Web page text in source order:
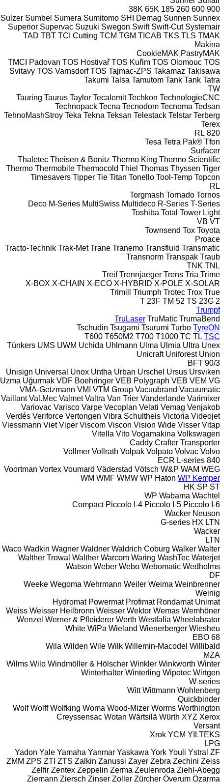
38K 65K 185 260 600 900
Sulzer Sumbel Sumera Sumitomo SHI Demag Sunnen Sunnex
Superior Supervac Suzuki Swegon Swift Swift-Cut Systemair
TAD TBT TCI Cutting TCM TGM TICAB TKS TLS TMAK
Makina
CookieMAK PastryMAK
TMCI Padovan TOS Hostivař TOS Kuřim TOS Olomouc TOS
Svitavy TOS Varnsdorf TOS Tajmac-ZPS Takamaz Takisawa
Takumi Talsa Tamutom Tank Tank Tatra
TW
Tauring Taurus Taylor Tecalemit Techkon TechnologieCNC
Technopack Tecna Tecnodom Tecnoma Tedsan
TehnoMashStroy Teka Tekna Teksan Telestack Telstar Terberg
Terex
820
RL
Tesa Tetra Pak® Tfon
Surfacer
Thaletec Theisen & Bonitz Thermo King Thermo Scientific
Thermo Thermobile Thermocold Thiel Thomas Thyssen Tiger
Timesavers Tipper Tie Titan Tonello Tool-Temp Topcon
RL
Torgmash Tornado Tornos
Deco M-Series MultiSwiss Multideco R-Series T-Series
Toshiba Total Tower Light
VB VT
Townsend Tox Toyota
Proace
Tracto-Technik Trak-Met Trane Tranemo Transfluid Transmatic
Transnorm Transpak Traub
TNK TNL
Treif Trennjaeger Trens Tria Trime
X-BOX X-CHAIN X-ECO X-HYBRID X-POLE X-SOLAR
Trimill
Triumph Trotec Trox True
T 23F TM 52 TS 23G 2
Trumpf
TruLaser TruMatic TrumaBend
Tschudin Tsugami Tsurumi Turbo TyreON
T600 T650M2 T700 T1000 TC TL TSC
Tünkers UMS UWM Uchida Uhlmann Ulma Ulmia Ultra Unex
Unicraft Uniforest Union
BFT 90/3
Unisign Universal Unox Untha Urban Urschel Ursus Ursviken
Uzma Uğurmak VDF Boehringer VEB Polygraph VEB VEM VG
VMA-Getzmann VMI VTM Group Vacuubrand Vacuumatic
Vaillant Val.Mec Valmet Valtra Van Trier Vanderlande Varimixer
Variovac Varisco Varpe Vecoplan Velati Vemag Venjakob
Verdés Veriforce Vertongen Vibra Schultheis Victoria Videojet
Viessmann Viet Viper Viscom Viscon Vision Wide Visser Vitap
Vitella Vito Vogamakina Volkswagen
Caddy Crafter Transporter
Vollmer Vollrath Volpak Volpato Volvac Volvo
840
ECR L-series
Voortman Vortex Voumard Väderstad Vötsch W&P WAM WEG
WM WMF WMW WP Haton WP Kemper
HK SP ST
WP Wabama Wachtel
Compact Piccolo I-4 Piccolo I-5 Piccolo I-6
Wacker Neuson
G-series HX LTN
Wacker
LTN
Waco Wadkin Wagner Waldner Waldrich Coburg Walker Walter
Walther Trowal Walther Warcom Waring WashTec Waterjet
Watson Weber Webo Webomatic Wedholms
DF
Weeke Wegoma Wehrmann Weiler Weima Weinbrenner
Weinig
Hydromat Powermat Profimat Rondamat Unimat
Weiss Weisser Heilbronn Weisser Wektor Wemas Wemhöner
Wenzel Werner & Pfleiderer Werth Westfalia Wheelabrator
White WiPa Wieland Wienerberger Wiesheu
EBO 68
Wila Wilden Wile Wilk Willemin-Macodel Willibald
MZA
Wilms Wilo Windmöller & Hölscher Winkler Winkworth Winter
Winterhalter Winterling Wipotec Wirtgen
W-series
Witt Wittmann Wohlenberg
Quickbinder
Wolf Wolff Wolfking Woma Wood-Mizer Worms Worthington
Creyssensac Wotan Wärtsilä Würth XYZ Xerox
Versant
Xrok YCM YILTEKS
LPG
Yadon Yale Yamaha Yanmar Yaskawa York Youli Ystral ZF
ZMM ZPS ZTI ZTS Zalkin Zanussi Zayer Zebra Zechini Zeiss
Zelfir Zentex Zeppelin Zerma Zeulenroda Ziehl-Abegg
Ziemann Ziersch Zinser Zoller Zürcher Överum Özarma